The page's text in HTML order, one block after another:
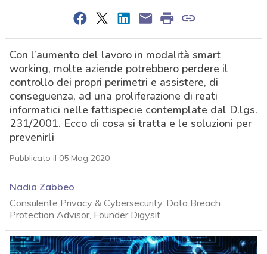
Con l’aumento del lavoro in modalità smart
working, molte aziende potrebbero perdere il
controllo dei propri perimetri e assistere, di
conseguenza, ad una proliferazione di reati
informatici nelle fattispecie contemplate dal D.lgs.
231/2001. Ecco di cosa si tratta e le soluzioni per
prevenirli
Pubblicato il 05 Mag 2020
Nadia Zabbeo
Consulente Privacy & Cybersecurity, Data Breach
Protection Advisor, Founder Digysit